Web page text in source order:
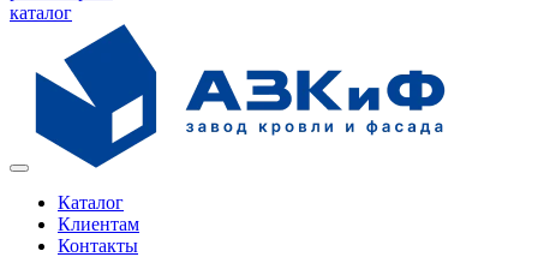
каталог
Каталог
Клиентам
Контакты